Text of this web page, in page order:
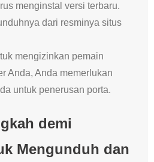
menginstal versi terbaru.
dari resminya situs
mengizinkan pemain
Anda, Anda memerlukan
untuk penerusan porta.
demi
Mengunduh dan